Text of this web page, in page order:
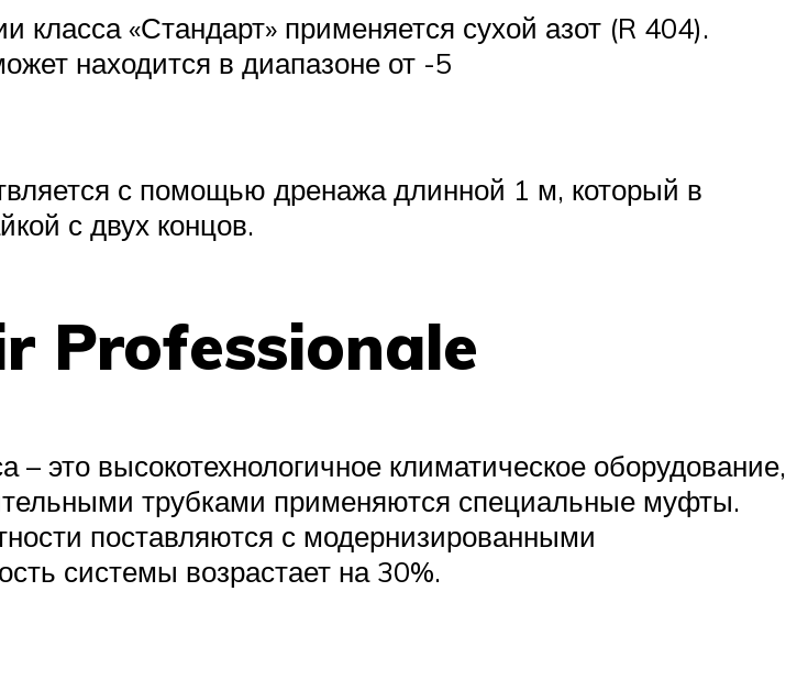
класса «Стандарт» применяется сухой азот (R 404).
находится в диапазоне от -5
с помощью дренажа длинной 1 м, который в
с двух концов.
Professionale
это высокотехнологичное климатическое оборудование,
трубками применяются специальные муфты.
поставляются с модернизированными
системы возрастает на 30%.